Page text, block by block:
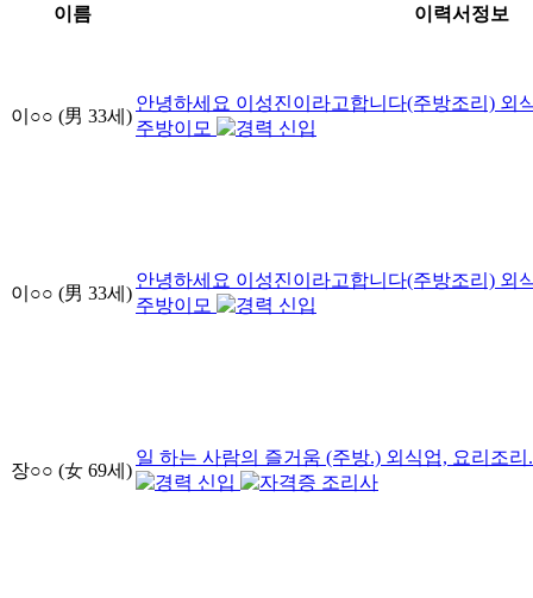
이름 이력서정보
이○○ (男 33세)
안녕하세요 이성진이라고합니다(주방조리) 외
주방이모
신입
이○○ (男 33세)
안녕하세요 이성진이라고합니다(주방조리) 외
주방이모
신입
장○○ (女 69세)
일 하는 사람의 즐거움 (주방.) 외식업, 요리조
신입
조리사